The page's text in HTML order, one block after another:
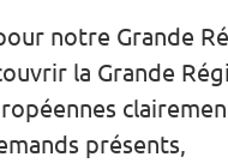
notre Grande
la Grande
présents,